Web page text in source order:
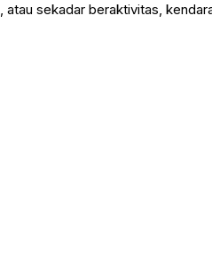
sekadar beraktivitas,